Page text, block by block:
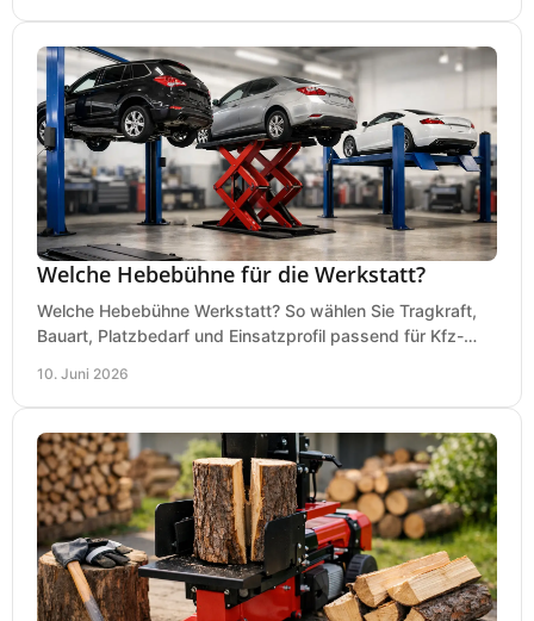
Welche Hebebühne für die Werkstatt?
Welche Hebebühne Werkstatt? So wählen Sie Tragkraft,
Bauart, Platzbedarf und Einsatzprofil passend für Kfz-
10. Juni 2026